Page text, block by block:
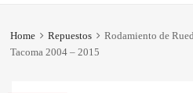
Home Repuestos
Rodamiento de
Tacoma 2004 – 2015